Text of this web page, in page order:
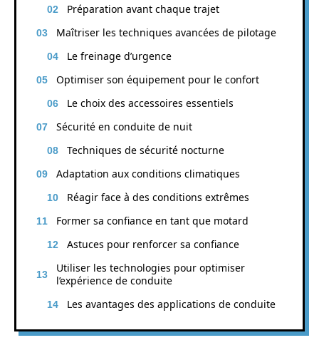
Préparation avant chaque trajet
Maîtriser les techniques avancées de pilotage
Le freinage d’urgence
Optimiser son équipement pour le confort
Le choix des accessoires essentiels
Sécurité en conduite de nuit
Techniques de sécurité nocturne
Adaptation aux conditions climatiques
Réagir face à des conditions extrêmes
Former sa confiance en tant que motard
Astuces pour renforcer sa confiance
Utiliser les technologies pour optimiser
l’expérience de conduite
Les avantages des applications de conduite